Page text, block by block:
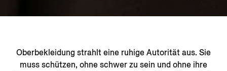
Oberbekleidung strahlt eine ruhige Autorität aus. Sie
muss schützen, ohne schwer zu sein und ohne ihre